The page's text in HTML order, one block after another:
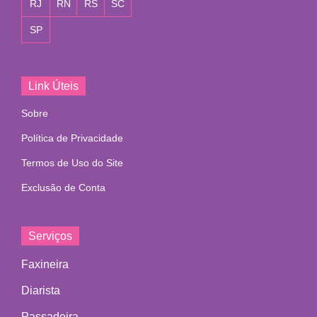
RJ RN RS SC
SP
Link Úteis
Sobre
Política de Privacidade
Termos de Uso do Site
Exclusão de Conta
Serviços
Faxineira
Diarista